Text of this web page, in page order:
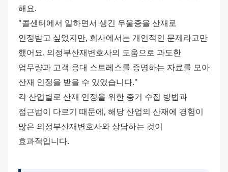
해요.
"콜센터에서 일하면서 생긴 우울증을 산재로
인정받고 싶었지만, 회사에서는 개인적인 문제라고만
했어요. 의정부산재변호사의 도움으로 과도한
업무량과 고객 응대 스트레스를 증명하는 자료를 모아
산재 인정을 받을 수 있었습니다."
각 산업별로 산재 인정을 위한 증거 수집 방법과
접근법이 다르기 때문에, 해당 산업의 산재에 경험이
많은 의정부산재변호사와 상담하는 것이
효과적입니다.